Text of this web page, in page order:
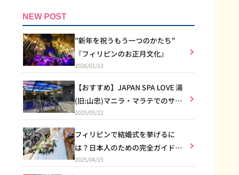
NEW POST
”新年を祝うもう一つのかたち”
『フィリピンのお正月文化』
2026/01/13
【おすすめ】JAPAN SPA LOVE 湯
(旧:山忠)マニラ・マラテでのサウ
ナ体験
2025/05/22
フィリピンで結婚式を挙げるに
は？日本人のための完全ガイド｜
教会式のルールからリゾート婚ま
2025/04/15